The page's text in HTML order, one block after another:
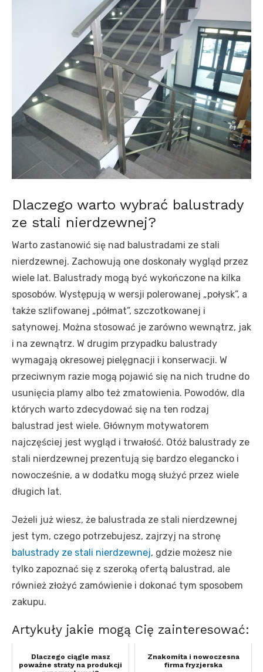
Dlaczego warto wybrać balustrady
ze stali nierdzewnej?
Warto zastanowić się nad balustradami ze stali
nierdzewnej. Zachowują one doskonały wygląd przez
wiele lat. Balustrady mogą być wykończone na kilka
sposobów. Występują w wersji polerowanej „połysk”, a
także szlifowanej „półmat”, szczotkowanej i
satynowej. Można stosować je zarówno wewnątrz, jak
i na zewnątrz. W drugim przypadku balustrady
wymagają okresowej pielęgnacji i konserwacji. W
przeciwnym razie mogą pojawić się na nich trudne do
usunięcia plamy albo też zmatowienia. Powodów, dla
których warto zdecydować się na ten rodzaj
balustrad jest wiele. Głównym motywatorem
najczęściej jest wygląd i trwałość. Otóż balustrady ze
stali nierdzewnej prezentują się bardzo elegancko i
nowocześnie, a w dodatku mogą służyć przez wiele
długich lat.
Jeżeli już wiesz, że balustrada ze stali nierdzewnej
jest tym, czego potrzebujesz, zajrzyj na stronę
balustrady ze stali nierdzewnej, gdzie możesz nie
tylko zapoznać się z szeroką ofertą balustrad, ale
również złożyć zamówienie i dokonać tym sposobem
zakupu.
Artykuły jakie mogą Cię zainteresować:
Dlaczego ciągle masz
poważne straty na produkcji
Znakomita i nowoczesna
firma fryzjerska